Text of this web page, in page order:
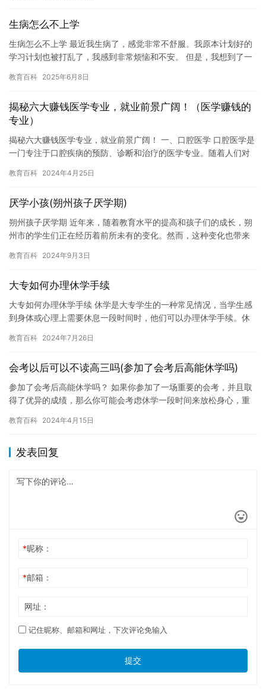
生病怎么不上学
生病怎么不上学 最近我生病了，感觉非常不舒服。我原本计划好的
学习计划也被打乱了，我感到非常烦恼和不安。 但是，我想到了一
好…
教育百科 2025年6月8日
揭秘六大赚钱医学专业，就业前景广阔！（医学赚钱的
专业）
揭秘六大赚钱医学专业，就业前景广阔！ 一、口腔医学 口腔医学是
一门专注于口腔疾病的预防、诊断和治疗的医学专业。随着人们对
不…
教育百科 2024年4月25日
厌学小孩(朔州孩子厌学期)
朔州孩子厌学期 近年来，随着教育水平的提高和孩子们的成长，朔
州市的学生们正在经历着前所未有的变化。然而，这种变化也带来
子…
教育百科 2024年9月3日
大专如何办理休学手续
大专如何办理休学手续 休学是大专学生的一种常见情况，当学生感
到身体或心理上需要休息一段时间时，他们可以办理休学手续。休
班级…
教育百科 2024年7月26日
会考以后可以不读高三吗(参加了会考后高能休学吗)
参加了会考后高能休学吗？ 如果你参加了一场重要的会考，并且取
得了优异的成绩，那么你可能会考虑休学一段时间来放松身心，重
那么…
教育百科 2024年4月15日
发表回复
*昵称：
*邮箱：
网址：
记住昵称、邮箱和网址，下次评论免输入
提交